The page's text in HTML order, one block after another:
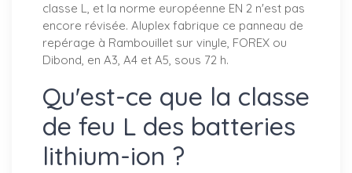
classe L, et la norme européenne EN 2 n'est pas
encore révisée. Aluplex fabrique ce panneau de
repérage à Rambouillet sur vinyle, FOREX ou
Dibond, en A3, A4 et A5, sous 72 h.
Qu'est-ce que la classe
de feu L des batteries
lithium-ion ?